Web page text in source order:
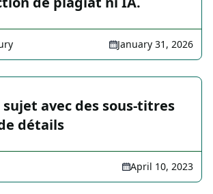
January 31, 2026
sujet avec des sous-titres
détails
April 10, 2023